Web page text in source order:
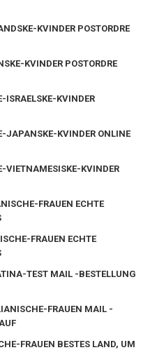
KVINDER POSTORDRE
KVINDER POSTORDRE
ISRAELSKE-KVINDER
JAPANSKE-KVINDER ONLINE
VIETNAMESISKE-KVINDER
FRAUEN ECHTE
FRAUEN ECHTE
TEST MAIL -BESTELLUNG
FRAUEN MAIL -
FRAUEN BESTES LAND, UM